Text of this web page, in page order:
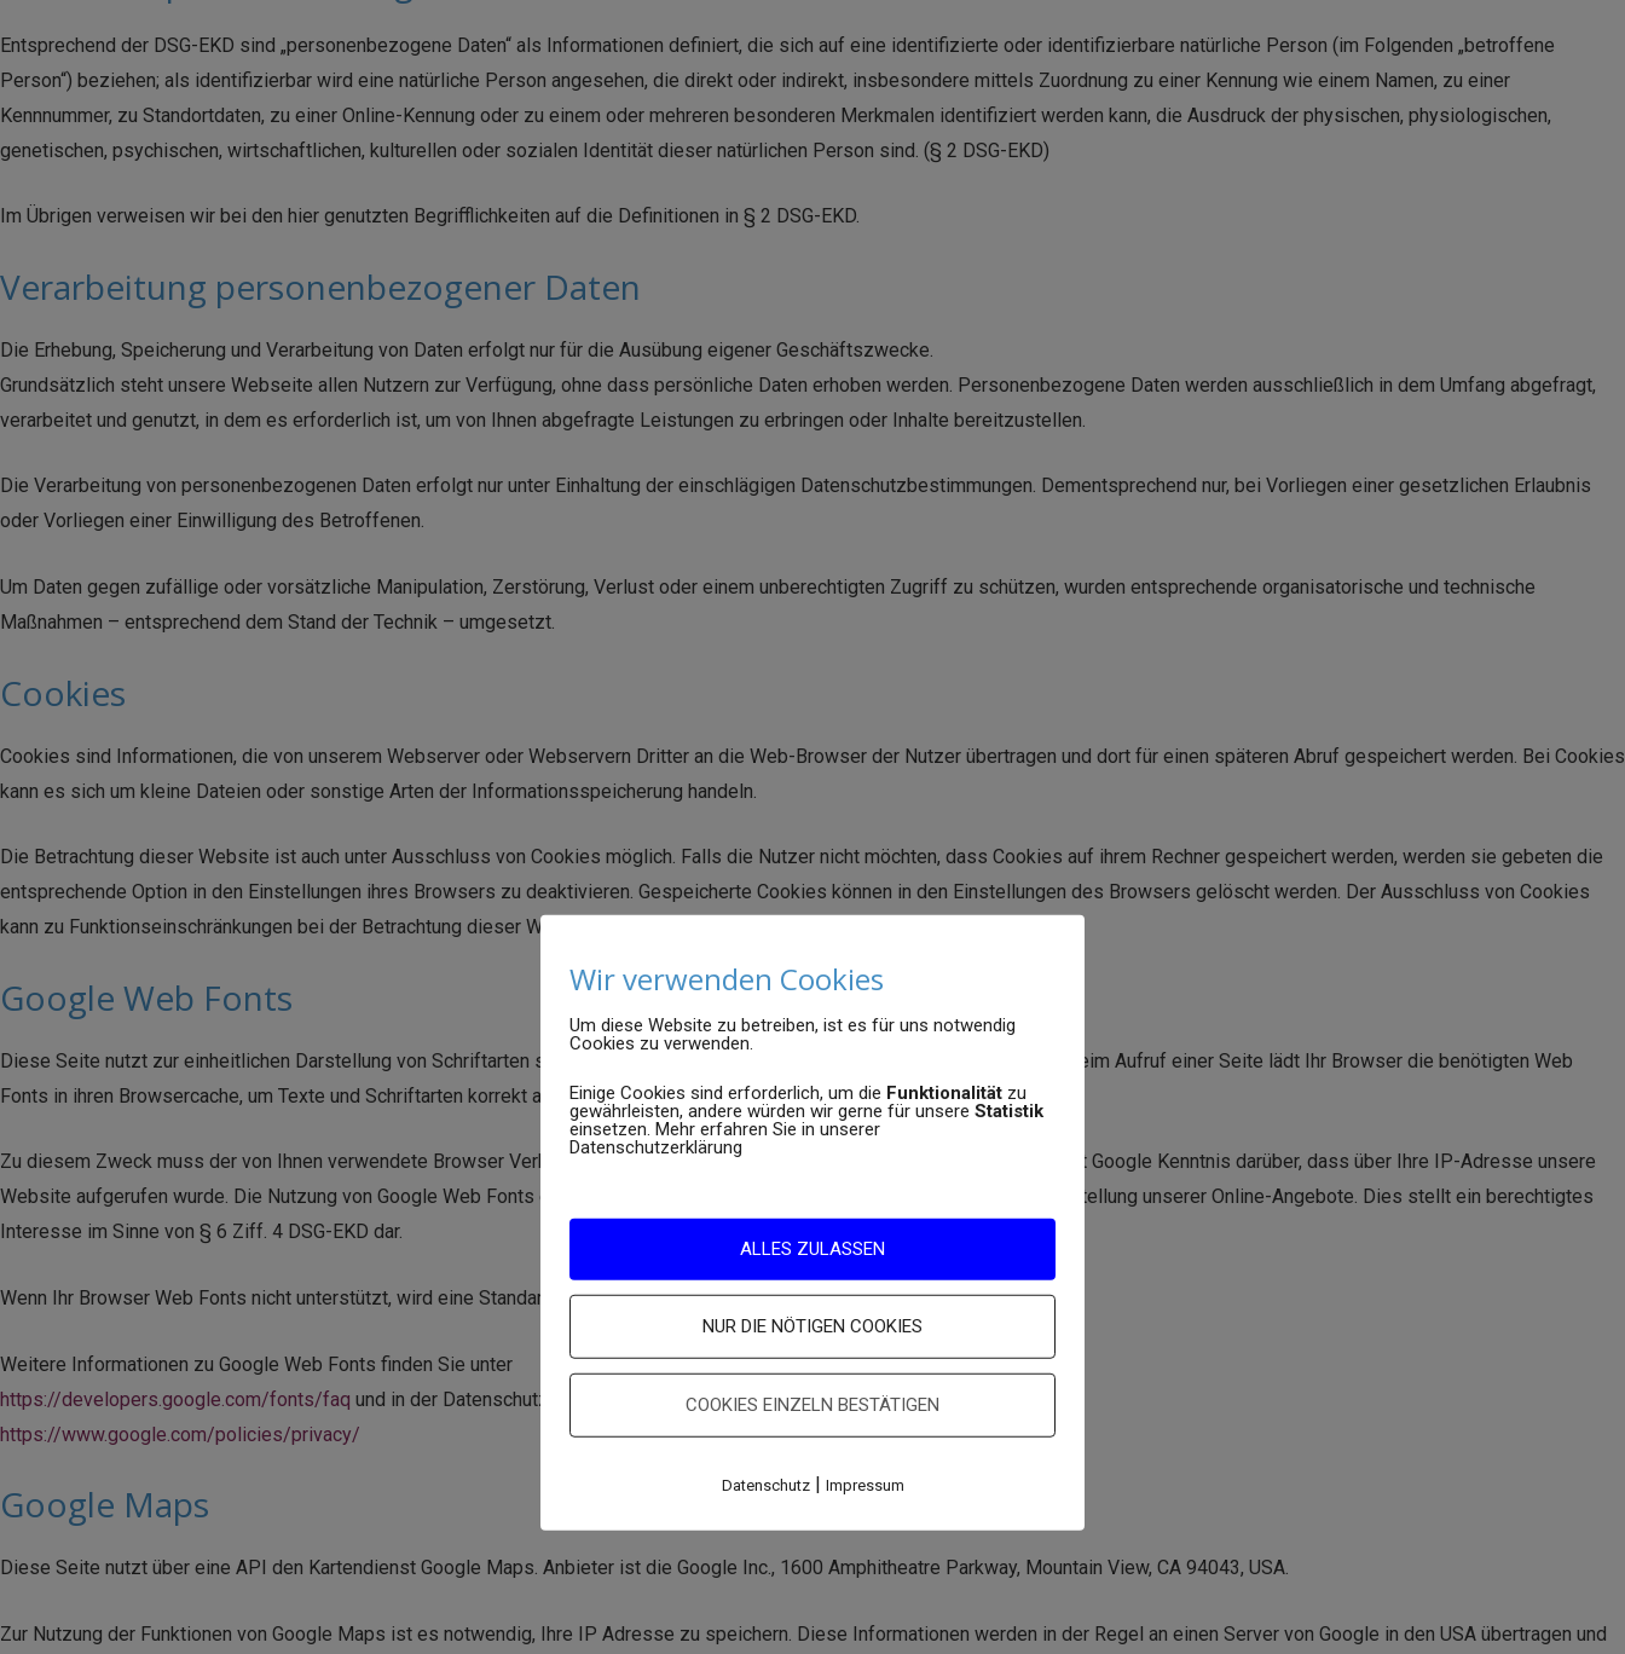
Entsprechend der DSG-EKD sind „personenbezogene Daten“ als Informationen definiert, die sich auf eine identifizierte oder identifizierbare natürliche Person (im Folgenden „betroffene
Person“) beziehen; als identifizierbar wird eine natürliche Person angesehen, die direkt oder indirekt, insbesondere mittels Zuordnung zu einer Kennung wie einem Namen, zu einer
Kennnummer, zu Standortdaten, zu einer Online-Kennung oder zu einem oder mehreren besonderen Merkmalen identifiziert werden kann, die Ausdruck der physischen, physiologischen,
genetischen, psychischen, wirtschaftlichen, kulturellen oder sozialen Identität dieser natürlichen Person sind. (§ 2 DSG-EKD)
Im Übrigen verweisen wir bei den hier genutzten Begrifflichkeiten auf die Definitionen in § 2 DSG-EKD.
Verarbeitung personenbezogener Daten
Die Erhebung, Speicherung und Verarbeitung von Daten erfolgt nur für die Ausübung eigener Geschäftszwecke.
Grundsätzlich steht unsere Webseite allen Nutzern zur Verfügung, ohne dass persönliche Daten erhoben werden. Personenbezogene Daten werden ausschließlich in dem Umfang abgefragt,
verarbeitet und genutzt, in dem es erforderlich ist, um von Ihnen abgefragte Leistungen zu erbringen oder Inhalte bereitzustellen.
Die Verarbeitung von personenbezogenen Daten erfolgt nur unter Einhaltung der einschlägigen Datenschutzbestimmungen. Dementsprechend nur, bei Vorliegen einer gesetzlichen Erlaubnis
oder Vorliegen einer Einwilligung des Betroffenen.
Um Daten gegen zufällige oder vorsätzliche Manipulation, Zerstörung, Verlust oder einem unberechtigten Zugriff zu schützen, wurden entsprechende organisatorische und technische
Maßnahmen – entsprechend dem Stand der Technik – umgesetzt.
Cookies
Cookies sind Informationen, die von unserem Webserver oder Webservern Dritter an die Web-Browser der Nutzer übertragen und dort für einen späteren Abruf gespeichert werden. Bei Cookies
kann es sich um kleine Dateien oder sonstige Arten der Informationsspeicherung handeln.
Die Betrachtung dieser Website ist auch unter Ausschluss von Cookies möglich. Falls die Nutzer nicht möchten, dass Cookies auf ihrem Rechner gespeichert werden, werden sie gebeten die
entsprechende Option in den Einstellungen ihres Browsers zu deaktivieren. Gespeicherte Cookies können in den Einstellungen des Browsers gelöscht werden. Der Ausschluss von Cookies
kann zu Funktionseinschränkungen bei der Betrachtung dieser Webseite führen.
Google Web Fonts
Diese Seite nutzt zur einheitlichen Darstellung von Schriftarten so genannte Web Fonts, die von Google bereitgestellt werden. Beim Aufruf einer Seite lädt Ihr Browser die benötigten Web
Fonts in ihren Browsercache, um Texte und Schriftarten korrekt anzuzeigen.
Zu diesem Zweck muss der von Ihnen verwendete Browser Verbindung zu den Servern von Google aufnehmen. Hierdurch erlangt Google Kenntnis darüber, dass über Ihre IP-Adresse unsere
Website aufgerufen wurde. Die Nutzung von Google Web Fonts erfolgt im Interesse einer einheitlichen und ansprechenden Darstellung unserer Online-Angebote. Dies stellt ein berechtigtes
Interesse im Sinne von § 6 Ziff. 4 DSG-EKD dar.
Wenn Ihr Browser Web Fonts nicht unterstützt, wird eine Standardschrift von Ihrem Computer genutzt.
Weitere Informationen zu Google Web Fonts finden Sie unter
https://developers.google.com/fonts/faq und in der Datenschutzerklärung von Google:
https://www.google.com/policies/privacy/
Google Maps
Diese Seite nutzt über eine API den Kartendienst Google Maps. Anbieter ist die Google Inc., 1600 Amphitheatre Parkway, Mountain View, CA 94043, USA.
Zur Nutzung der Funktionen von Google Maps ist es notwendig, Ihre IP Adresse zu speichern. Diese Informationen werden in der Regel an einen Server von Google in den USA übertragen und
Wir verwenden Cookies
Um diese Website zu betreiben, ist es für uns notwendig
Cookies zu verwenden.
Einige Cookies sind erforderlich, um die Funktionalität zu
gewährleisten, andere würden wir gerne für unsere Statistik
einsetzen. Mehr erfahren Sie in unserer
Datenschutzerklärung
ALLES ZULASSEN
NUR DIE NÖTIGEN COOKIES
COOKIES EINZELN BESTÄTIGEN
Datenschutz| Impressum